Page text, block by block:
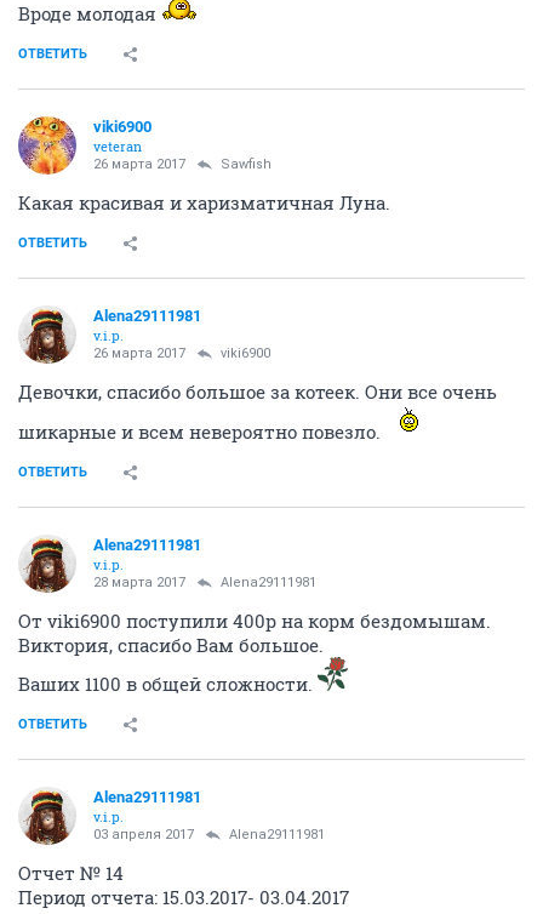
Вроде молодая
ОТВЕТИТЬ
viki6900
veteran
26 марта 2017 Sawfish
Какая красивая и харизматичная Луна.
ОТВЕТИТЬ
Alena29111981
v.i.p.
26 марта 2017 viki6900
Девочки, спасибо большое за котеек. Они все очень
шикарные и всем невероятно повезло.
ОТВЕТИТЬ
Alena29111981
v.i.p.
28 марта 2017 Alena29111981
От viki6900 поступили 400р на корм бездомышам.
Виктория, спасибо Вам большое.
Ваших 1100 в общей сложности.
ОТВЕТИТЬ
Alena29111981
v.i.p.
03 апреля 2017 Alena29111981
Отчет № 14
Период отчета: 15.03.2017- 03.04.2017